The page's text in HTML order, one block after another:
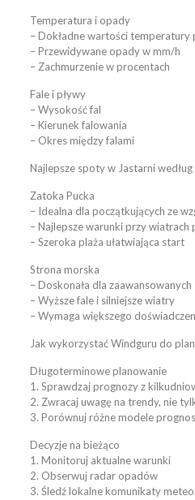
Temperatura i opady
– Dokładne wartości
– Przewidywane opady w mm/h
– Zachmurzenie w procentach
Fale i pływy
– Wysokość fal
– Kierunek falowania
– Okres między falami
Najlepsze spoty w Jastarni
Zatoka Pucka
– Idealna dla początkujących ze
– Najlepsze warunki przy wiatrach
– Szeroka plaża ułatwiająca start
Strona morska
– Doskonała dla zaawansowanych
– Wyższe fale i silniejsze wiatry
– Wymaga większego
Jak wykorzystać Windguru do
Długoterminowe planowanie
1. Sprawdzaj prognozy z
2. Zwracaj uwagę na trendy, nie
3. Porównuj różne modele
Decyzje na bieżąco
1. Monitoruj aktualne warunki
2. Obserwuj radar opadów
3. Śledź lokalne komunikaty